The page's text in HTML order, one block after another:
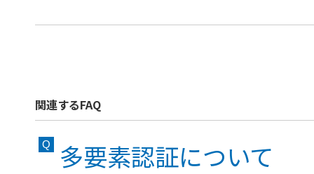
関連するFAQ
多要素認証について